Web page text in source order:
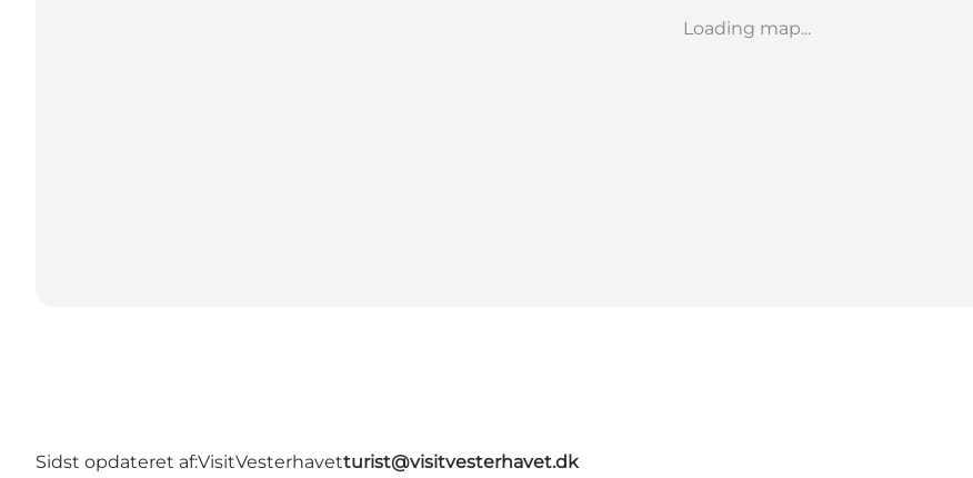
Loading map...
Sidst opdateret af:VisitVesterhavetturist@visitvesterhavet.dk